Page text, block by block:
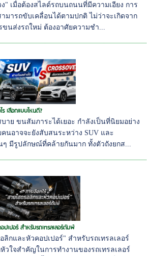
เมื่อต้องสไลด์รถบนถนนที่มีความเอียง การ
มารถขับเคลื่อนได้ตามปกติ ไม่ว่าจะเกิดจาก
ขนส่งรถใหม่ ต้องอาศัยความชำ...
ร เลือกแบบไหนดี?
าย ขนสัมภาระได้เยอะ กำลังเป็นที่นิยมอย่าง
นอาจจะยังสับสนระหว่าง SUV และ
นๆ มีรูปลักษณ์ที่คล้ายกันมาก ทั้งตัวถังยกส...
ปเปอร์ สำหรับรถเทรลเลอร์ดัมพ์
ลิกและหัวคอปเปอร์" สำหรับรถเทรลเลอร์
วใจสำคัญในการทำงานของรถเทรลเลอร์